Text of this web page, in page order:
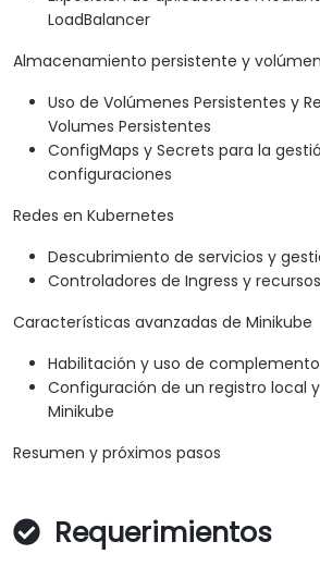
LoadBalancer
Almacenamiento persistente y
Uso de Volúmenes Persistentes y
Volumes Persistentes
ConfigMaps y Secrets para la
configuraciones
Redes en Kubernetes
Descubrimiento de servicios y
Controladores de Ingress y
Características avanzadas de Minikube
Habilitación y uso de
Configuración de un registro local
Minikube
Resumen y próximos pasos
Requerimientos